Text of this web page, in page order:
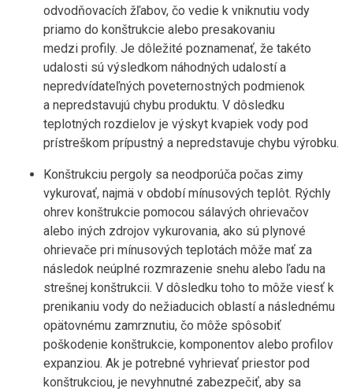
odvodňovacích žľabov, čo vedie k vniknutiu vody
priamo do konštrukcie alebo presakovaniu
medzi profily. Je dôležité poznamenať, že takéto
udalosti sú výsledkom náhodných udalostí a
nepredvídateľných poveternostných podmienok
a nepredstavujú chybu produktu. V dôsledku
teplotných rozdielov je výskyt kvapiek vody pod
prístreškom prípustný a nepredstavuje chybu výrobku.
Konštrukciu pergoly sa neodporúča počas zimy
vykurovať, najmä v období mínusových teplôt. Rýchly
ohrev konštrukcie pomocou sálavých ohrievačov
alebo iných zdrojov vykurovania, ako sú plynové
ohrievače pri mínusových teplotách môže mať za
následok neúplné rozmrazenie snehu alebo ľadu na
strešnej konštrukcii. V dôsledku toho to môže viesť k
prenikaniu vody do nežiaducich oblastí a následnému
opätovnému zamrznutiu, čo môže spôsobiť
poškodenie konštrukcie, komponentov alebo profilov
expanziou. Ak je potrebné vyhrievať priestor pod
konštrukciou, je nevyhnutné zabezpečiť, aby sa